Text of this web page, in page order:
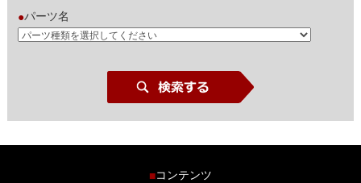
●パーツ名
■コンテンツ